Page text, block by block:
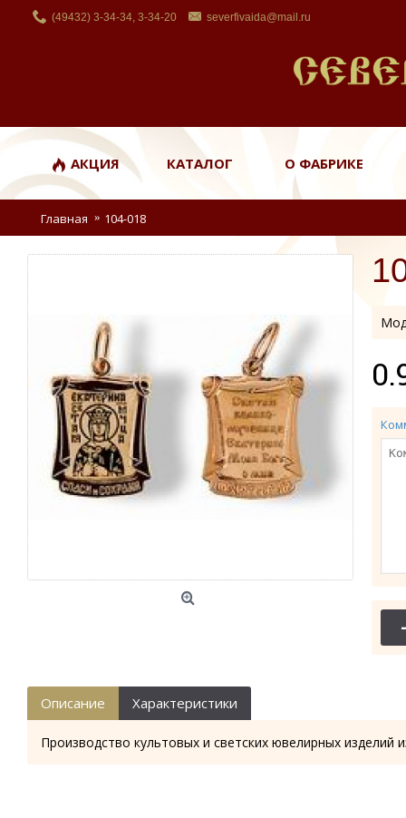
(49432) 3-34-34, 3-34-20 severfivaida@mail.ru
АКЦИЯ КАТАЛОГ О ФАБРИКЕ
Главная 104-018
-
Описание Характеристики
Производство культовых и светских ювелирных изделий